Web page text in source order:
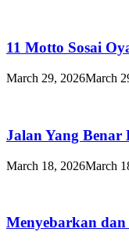
11 Motto Sosai
March 29, 2026March
Jalan Yang
March 18, 2026March
Menyebarkan